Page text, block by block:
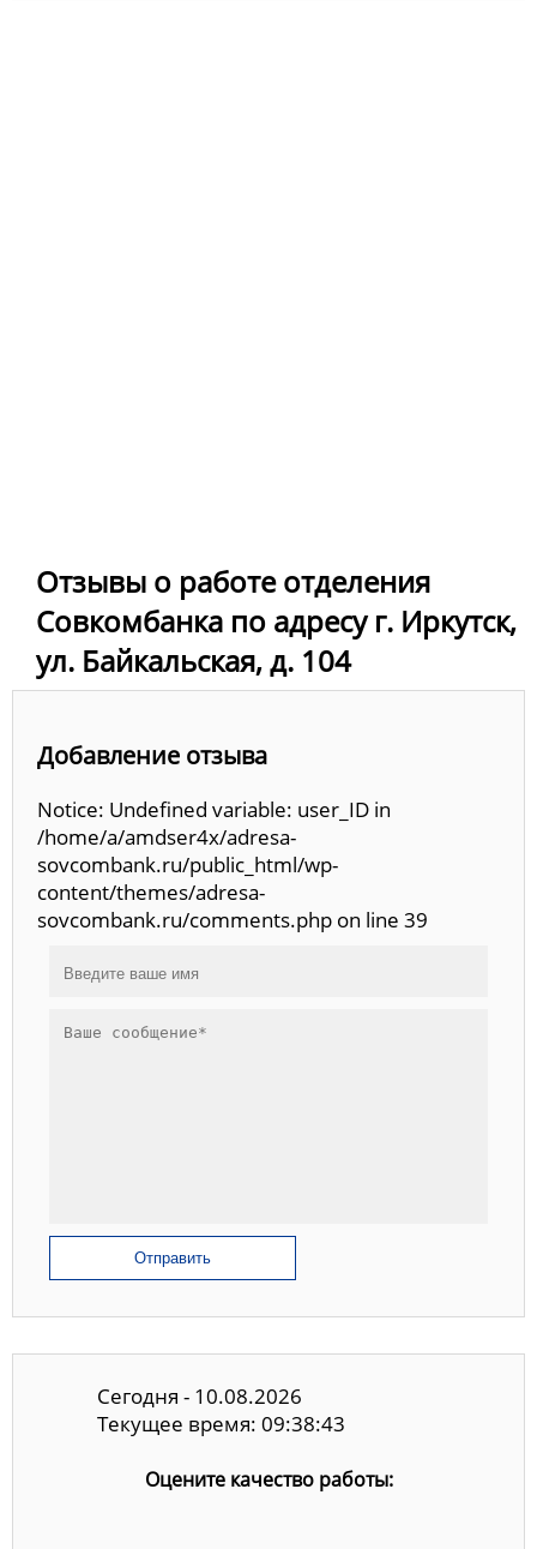
Отзывы о работе отделения
Совкомбанка по адресу г. Иркутск,
ул. Байкальская, д. 104
Добавление отзыва
Notice: Undefined variable: user_ID in
/home/a/amdser4x/adresa-
sovcombank.ru/public_html/wp-
content/themes/adresa-
sovcombank.ru/comments.php on line 39
Отправить
Сегодня - 10.08.2026
Текущее время: 09:38:43
Оцените качество работы: